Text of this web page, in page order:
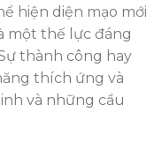
hiện diện mạo mới
một thế lực đáng
thành công hay
thích ứng và
và những cầu